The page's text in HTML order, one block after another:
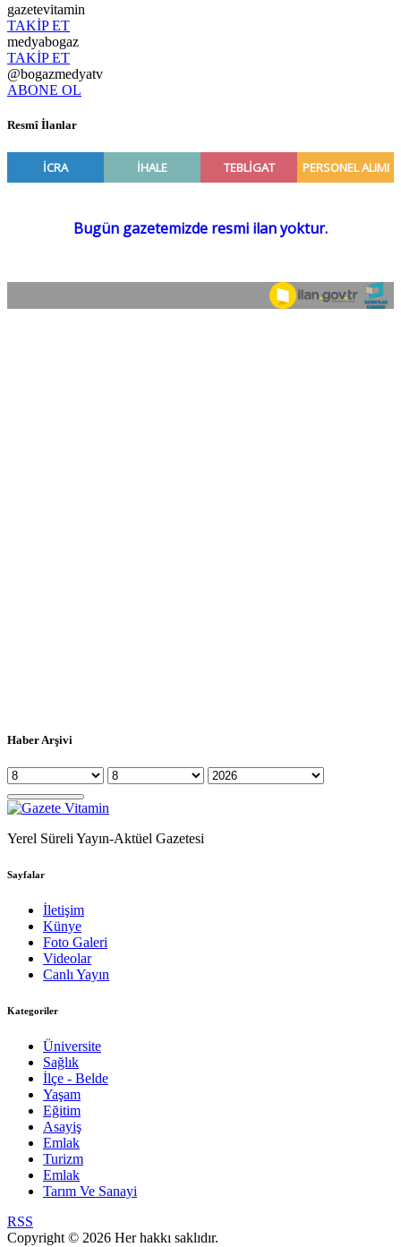
gazetevitamin
TAKİP ET
medyabogaz
TAKİP ET
@bogazmedyatv
ABONE OL
Resmî İlanlar
Haber Arşivi
Yerel Süreli Yayın-Aktüel Gazetesi
Sayfalar
İletişim
Künye
Foto Galeri
Videolar
Canlı Yayın
Kategoriler
Üniversite
Sağlık
İlçe - Belde
Yaşam
Eğitim
Asayiş
Emlak
Turizm
Emlak
Tarım Ve Sanayi
RSS
Copyright © 2026 Her hakkı saklıdır.